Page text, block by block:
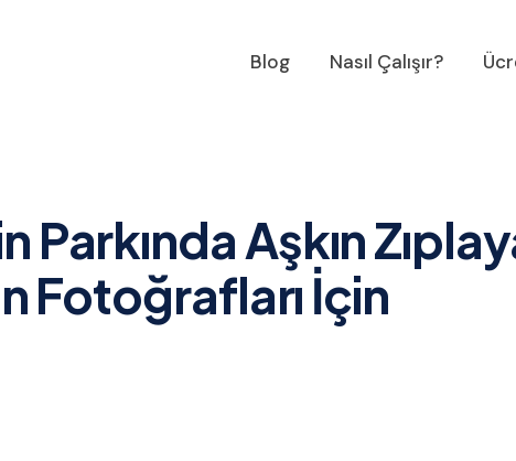
Blog Nasıl Çalışır?
Aşkın
Fotoğrafları İçin